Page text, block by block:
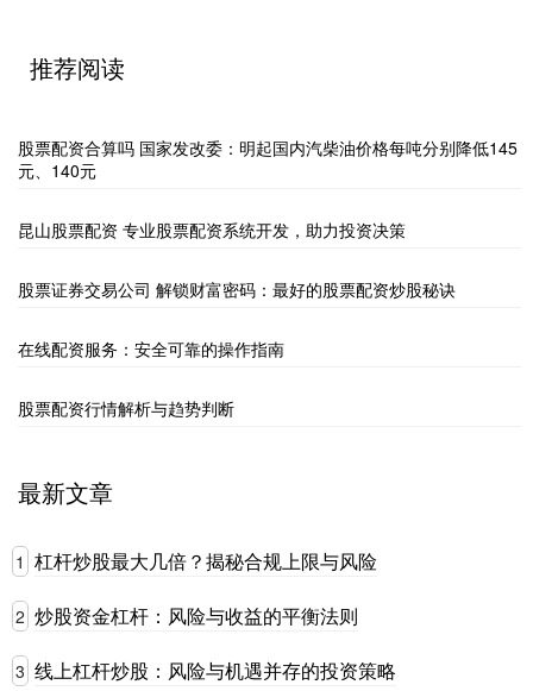
推荐阅读
股票配资合算吗 国家发改委：明起国内汽柴油价格每吨分别降低145
元、140元
昆山股票配资 专业股票配资系统开发，助力投资决策
股票证券交易公司 解锁财富密码：最好的股票配资炒股秘诀
在线配资服务：安全可靠的操作指南
股票配资行情解析与趋势判断
最新文章
1 杠杆炒股最大几倍？揭秘合规上限与风险
2 炒股资金杠杆：风险与收益的平衡法则
3 线上杠杆炒股：风险与机遇并存的投资策略